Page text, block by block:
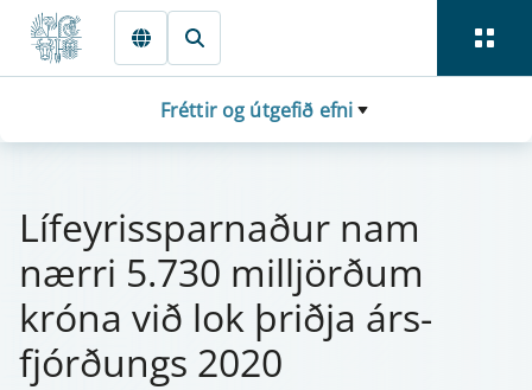
Fara beint í Meginmál
Fréttir og útgefið efni
Líf­ey­ris­sparnaður nam
nærri 5.730 milljörðum
króna við lok þriðja árs­
fjórðungs 2020